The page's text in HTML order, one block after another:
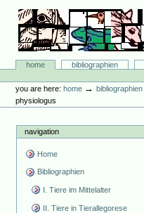
content.
navigation
Bibliographie-Portal
Sectionshome bibliographien
tools
you are here: home →bibliographien
physiologus
navigation
Home
Bibliographien
I. Tiere im Mittelalter
II. Tiere in Tierallegorese